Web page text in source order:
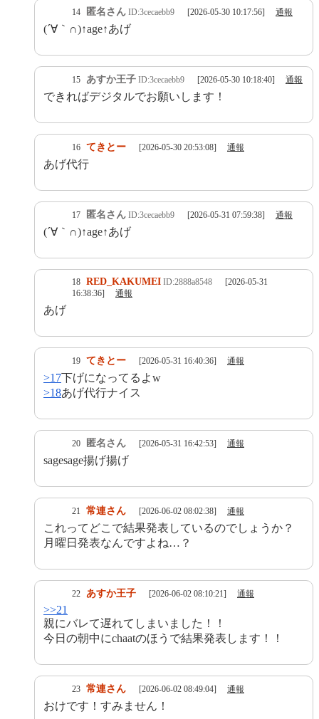
14 匿名さん ID:3cecaebb9 [2026-05-30 10:17:56] 通報
(´∀｀∩)↑age↑あげ
15 あすか王子 ID:3cecaebb9 [2026-05-30 10:18:40] 通報
できればデジタルでお願いします！
16 てきとー [2026-05-30 20:53:08] 通報
あげ代行
17 匿名さん ID:3cecaebb9 [2026-05-31 07:59:38] 通報
(´∀｀∩)↑age↑あげ
18 RED_KAKUMEI ID:2888a8548
[2026-05-31
16:38:36]
通報
あげ
19 てきとー [2026-05-31 16:40:36] 通報
>17下げになってるよw
>18あげ代行ナイス
20 匿名さん [2026-05-31 16:42:53] 通報
sagesage揚げ揚げ
21 常連さん [2026-06-02 08:02:38] 通報
これってどこで結果発表しているのでしょうか？
月曜日発表なんですよね…？
22 あすか王子 [2026-06-02 08:10:21] 通報
>>21
親にバレて遅れてしまいました！！
今日の朝中にchaatのほうで結果発表します！！
23 常連さん [2026-06-02 08:49:04] 通報
おけです！すみません！